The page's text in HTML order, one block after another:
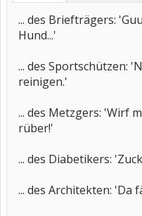
... des Briefträgers:
Hund...'
... des Sportschützen:
reinigen.'
... des Metzgers: 'Wirf
rüber!'
... des Diabetikers:
... des Architekten: 'Da